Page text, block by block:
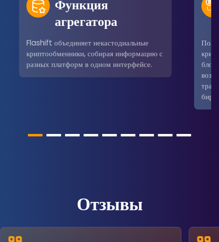
Функция
агрегатора
Flashift объединяет некастодиальные
криптообменники, собирая информацию с
разных платформ в одном интерфейсе.
Отзывы